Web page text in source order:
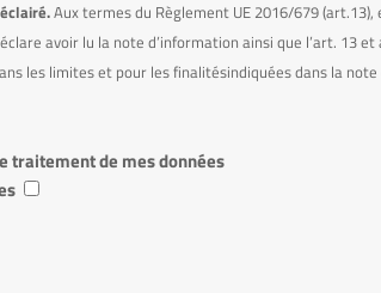
Aux termes du Règlement UE 2016/679
avoir lu la note d’information ainsi que l’art. 13
les limites et pour les finalitésindiquées dans la
traitement de mes données